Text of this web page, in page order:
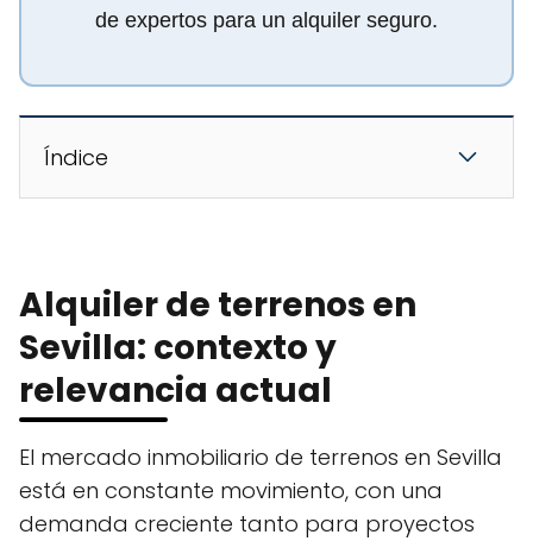
de expertos para un alquiler seguro.
Índice
Alquiler de terrenos en
Sevilla: contexto y
relevancia actual
El mercado inmobiliario de terrenos en Sevilla
está en constante movimiento, con una
demanda creciente tanto para proyectos